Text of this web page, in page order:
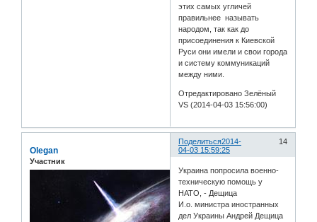
этих самых угличей
правильнее называть
народом, так как до
присоединения к Киевской
Руси они имели и свои города
и систему коммуникаций
между ними.
Отредактировано Зелёный
VS (2014-04-03 15:56:00)
Поделиться 14
2014-
04-03 15:59:25
Olegan
Участник
Украина попросила военно-
техническую помощь у
НАТО, - Дещица
И.о. министра иностранных
дел Украины Андрей Дещица